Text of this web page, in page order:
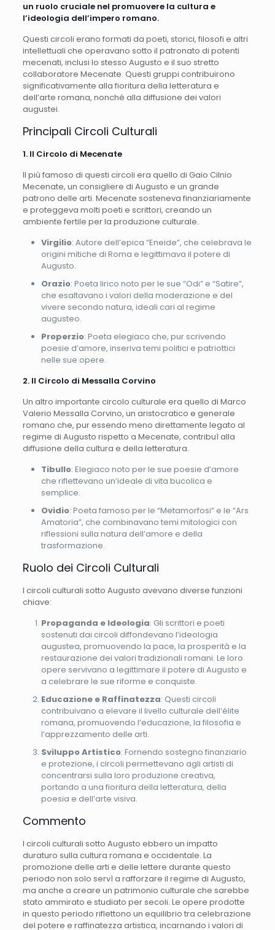
un ruolo cruciale nel promuovere la cultura e
l’ideologia dell’impero romano.
Questi circoli erano formati da poeti, storici, filosofi e altri
intellettuali che operavano sotto il patronato di potenti
mecenati, inclusi lo stesso Augusto e il suo stretto
collaboratore Mecenate. Questi gruppi contribuirono
significativamente alla fioritura della letteratura e
dell’arte romana, nonché alla diffusione dei valori
augustei.
Principali Circoli Culturali
1. Il Circolo di Mecenate
Il più famoso di questi circoli era quello di Gaio Cilnio
Mecenate, un consigliere di Augusto e un grande
patrono delle arti. Mecenate sosteneva finanziariamente
e proteggeva molti poeti e scrittori, creando un
ambiente fertile per la produzione culturale.
Virgilio: Autore dell’epica “Eneide”, che celebrava le
origini mitiche di Roma e legittimava il potere di
Augusto.
Orazio: Poeta lirico noto per le sue “Odi” e “Satire”,
che esaltavano i valori della moderazione e del
vivere secondo natura, ideali cari al regime
augusteo.
Properzio: Poeta elegiaco che, pur scrivendo
poesie d’amore, inseriva temi politici e patriottici
nelle sue opere.
2. Il Circolo di Messalla Corvino
Un altro importante circolo culturale era quello di Marco
Valerio Messalla Corvino, un aristocratico e generale
romano che, pur essendo meno direttamente legato al
regime di Augusto rispetto a Mecenate, contribuì alla
diffusione della cultura e della letteratura.
Tibullo: Elegiaco noto per le sue poesie d’amore
che riflettevano un’ideale di vita bucolica e
semplice.
Ovidio: Poeta famoso per le “Metamorfosi” e le “Ars
Amatoria”, che combinavano temi mitologici con
riflessioni sulla natura dell’amore e della
trasformazione.
Ruolo dei Circoli Culturali
I circoli culturali sotto Augusto avevano diverse funzioni
chiave:
Propaganda e Ideologia: Gli scrittori e poeti
sostenuti dai circoli diffondevano l’ideologia
augustea, promuovendo la pace, la prosperità e la
restaurazione dei valori tradizionali romani. Le loro
opere servivano a legittimare il potere di Augusto e
a celebrare le sue riforme e conquiste.
Educazione e Raffinatezza: Questi circoli
contribuivano a elevare il livello culturale dell’élite
romana, promuovendo l’educazione, la filosofia e
l’apprezzamento delle arti.
Sviluppo Artistico: Fornendo sostegno finanziario
e protezione, i circoli permettevano agli artisti di
concentrarsi sulla loro produzione creativa,
portando a una fioritura della letteratura, della
poesia e dell’arte visiva.
Commento
I circoli culturali sotto Augusto ebbero un impatto
duraturo sulla cultura romana e occidentale. La
promozione delle arti e delle lettere durante questo
periodo non solo servì a rafforzare il regime di Augusto,
ma anche a creare un patrimonio culturale che sarebbe
stato ammirato e studiato per secoli. Le opere prodotte
in questo periodo riflettono un equilibrio tra celebrazione
del potere e raffinatezza artistica, incarnando i valori di